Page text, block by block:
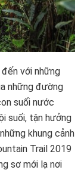
với những
những đường
suối nước
suối, tận hưởng
khung cảnh
Trail 2019
sơ mới lạ nơi